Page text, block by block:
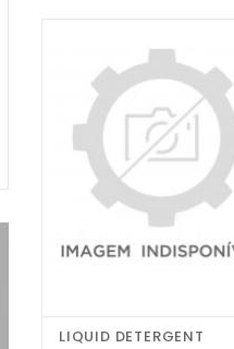
LIQUID DETERGENT